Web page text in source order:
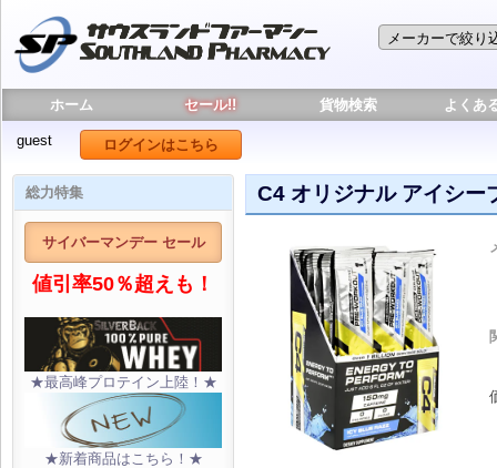
ホーム セール!! 貨物検索 よくあ
guest ログインはこちら
総力特集
サイバーマンデー セール
値引率50％超えも！
★最高峰プロテイン上陸！★
★新着商品はこちら！★
C4 オリジナル アイシー